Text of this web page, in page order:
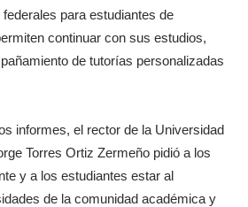
para estudiantes de
continuar con sus estudios,
de tutorías personalizadas
informes, el rector de la Universidad
Torres Ortiz Zermeño pidió a los
y a los estudiantes estar al
de la comunidad académica y